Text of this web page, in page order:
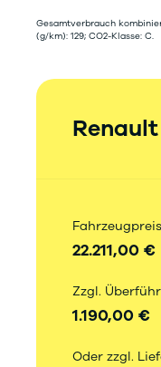
Gesamtverbrauch
(g/km): 129; CO2-Klasse: C.
Fahrzeugpreis
22.211,00 €
Zzgl.
1.190,00 €
Oder zzgl.